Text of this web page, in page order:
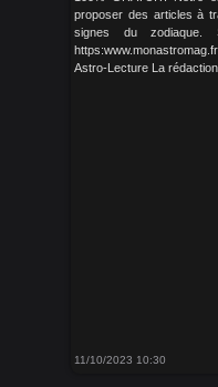
proposer des articles à
signes du
Astro-Lecture La
11/10/2023 10:30